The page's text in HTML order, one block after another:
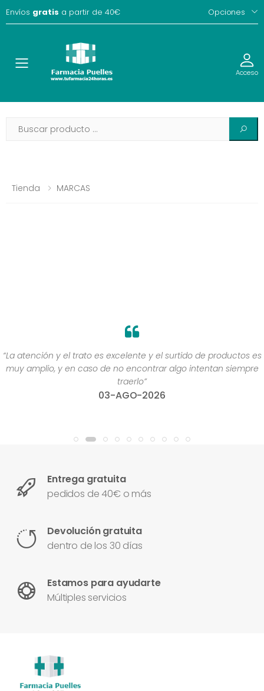
Envíos gratis a partir de 40€ Opciones
Toggle Acceso
Tienda MARCAS
“La atención y el trato es excelente y el surtido de productos es
muy amplio, y en caso de no encontrar algo intentan siempre
traerlo”
03-AGO-2026
Entrega gratuita
pedidos de 40€ o más
Devolución gratuita
dentro de los 30 días
Estamos para ayudarte
Múltiples servicios